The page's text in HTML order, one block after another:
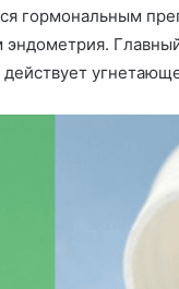
гормональным